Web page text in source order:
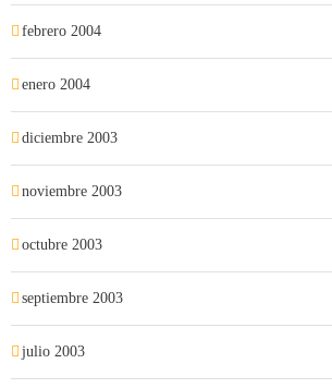
febrero 2004
enero 2004
diciembre 2003
noviembre 2003
octubre 2003
septiembre 2003
julio 2003